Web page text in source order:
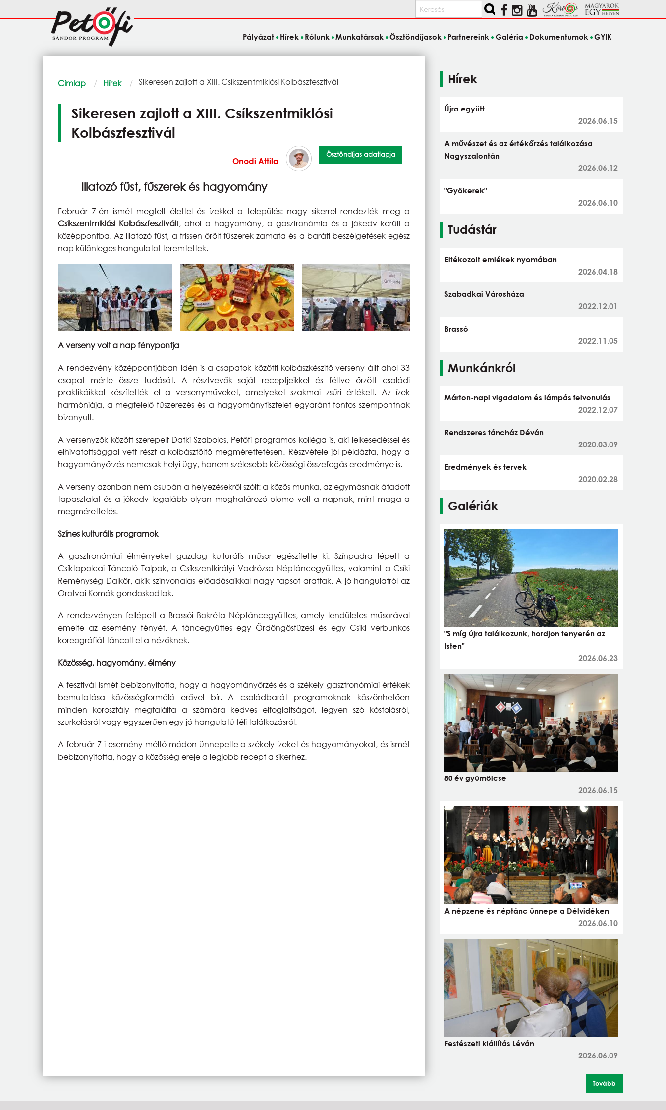
Keresés
Fő
navigáció
Pályázat Hírek Rólunk Munkatársak Ösztöndíjasok Partnereink Galéria Dokumentumok GYIK
Morzsa
Címlap Hírek Current:
Sikeresen zajlott a XIII. Csíkszentmiklósi Kolbászfesztivál
Sikeresen zajlott a XIII. Csíkszentmiklósi
Kolbászfesztivál
Onodi Attila
Ösztöndíjas adatlapja
Illatozó füst, fűszerek és hagyomány
Február 7-én ismét megtelt élettel és ízekkel a település: nagy sikerrel rendezték meg a
Csíkszentmiklósi Kolbászfesztivált, ahol a hagyomány, a gasztronómia és a jókedv került a
középpontba. Az illatozó füst, a frissen őrölt fűszerek zamata és a baráti beszélgetések egész
nap különleges hangulatot teremtettek.
A verseny volt a nap fénypontja
A rendezvény középpontjában idén is a csapatok közötti kolbászkészítő verseny állt ahol 33
csapat mérte össze tudását. A résztvevők saját receptjeikkel és féltve őrzött családi
praktikáikkal készítették el a versenyműveket, amelyeket szakmai zsűri értékelt. Az ízek
harmóniája, a megfelelő fűszerezés és a hagyománytisztelet egyaránt fontos szempontnak
bizonyult.
A versenyzők között szerepelt Datki Szabolcs, Petőfi programos kolléga is, aki lelkesedéssel és
elhivatottsággal vett részt a kolbásztöltő megmérettetésen. Részvétele jól példázta, hogy a
hagyományőrzés nemcsak helyi ügy, hanem szélesebb közösségi összefogás eredménye is.
A verseny azonban nem csupán a helyezésekről szólt: a közös munka, az egymásnak átadott
tapasztalat és a jókedv legalább olyan meghatározó eleme volt a napnak, mint maga a
megmérettetés.
Színes kulturális programok
A gasztronómiai élményeket gazdag kulturális műsor egészítette ki. Színpadra lépett a
Csíktapolcai Táncoló Talpak, a Csíkszentkirályi Vadrózsa Néptáncegyüttes, valamint a Csíki
Reménység Dalkör, akik színvonalas előadásaikkal nagy tapsot arattak. A jó hangulatról az
Orotvai Komák gondoskodtak.
A rendezvényen fellépett a Brassói Bokréta Néptáncegyüttes, amely lendületes műsorával
emelte az esemény fényét. A táncegyüttes egy Ördöngösfüzesi és egy Csíki verbunkos
koreográfiát táncolt el a nézőknek.
Közösség, hagyomány, élmény
A fesztivál ismét bebizonyította, hogy a hagyományőrzés és a székely gasztronómiai értékek
bemutatása közösségformáló erővel bír. A családbarát programoknak köszönhetően
minden korosztály megtalálta a számára kedves elfoglaltságot, legyen szó kóstolásról,
szurkolásról vagy egyszerűen egy jó hangulatú téli találkozásról.
A február 7-i esemény méltó módon ünnepelte a székely ízeket és hagyományokat, és ismét
bebizonyította, hogy a közösség ereje a legjobb recept a sikerhez.
Hírek
Újra együtt
2026.06.15
A művészet és az értékőrzés találkozása
Nagyszalontán
2026.06.12
"Gyökerek"
2026.06.10
Tudástár
Eltékozolt emlékek nyomában
2026.04.18
Szabadkai Városháza
2022.12.01
Brassó
2022.11.05
Munkánkról
Márton-napi vigadalom és lámpás felvonulás
2022.12.07
Rendszeres táncház Déván
2020.03.09
Eredmények és tervek
2020.02.28
Galériák
"S míg újra találkozunk, hordjon tenyerén az
Isten"
2026.06.23
80 év gyümölcse
2026.06.15
A népzene és néptánc ünnepe a Délvidéken
2026.06.10
Festészeti kiállítás Léván
2026.06.09
Tovább